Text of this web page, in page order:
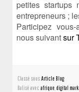
petites startups
entrepreneurs ;
Participez
nous suivantsur
Classé sous :Article Blog
Balisé avec :afrique digital